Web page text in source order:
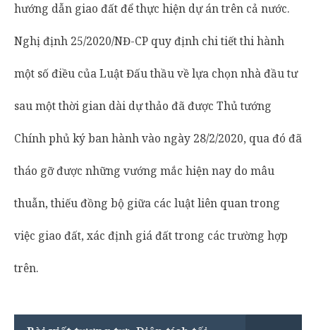
hướng dẫn giao đất để thực hiện dự án trên cả nước.
Nghị định 25/2020/NĐ-CP quy định chi tiết thi hành
một số điều của Luật Đấu thầu về lựa chọn nhà đầu tư
sau một thời gian dài dự thảo đã được Thủ tướng
Chính phủ ký ban hành vào ngày 28/2/2020, qua đó đã
tháo gỡ được những vướng mắc hiện nay do mâu
thuẫn, thiếu đồng bộ giữa các luật liên quan trong
việc giao đất, xác định giá đất trong các trường hợp
trên.